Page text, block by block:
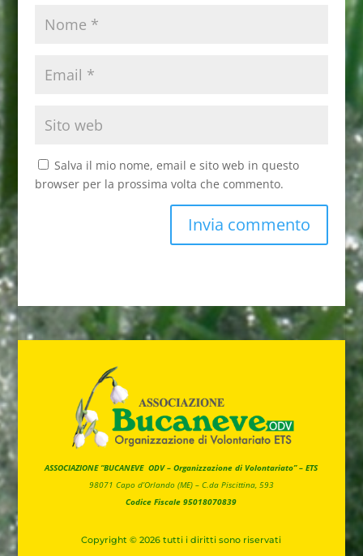
Salva il mio nome, email e sito web in questo
browser per la prossima volta che commento.
ASSOCIAZIONE “BUCANEVE ODV – Organizzazione di Volontariato” – ETS
98071 Capo d’Orlando (ME) – C.da Piscittina, 593
Codice Fiscale 95018070839
Copyright © 2026 tutti i diritti sono riservati